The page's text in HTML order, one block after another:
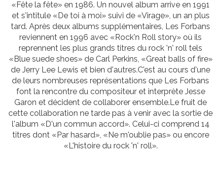
«Fête la fête» en 1986. Un nouvel album arrive en 1991
et s'intitule «De toi à moi» suivi de «Virage», un an plus
tard. Après deux albums supplémentaires, Les Forbans
reviennent en 1996 avec «Rock'n Roll story» où ils
reprennent les plus grands titres du rock 'n' roll tels
«Blue suede shoes» de Carl Perkins, «Great balls of fire»
de Jerry Lee Lewis et bien d'autres.C'est au cours d'une
de leurs nombreuses représentations que Les Forbans
font la rencontre du compositeur et interprète Jesse
Garon et décident de collaborer ensemble.Le fruit de
cette collaboration ne tarde pas à venir avec la sortie de
l'album «D'un commun accord». Celui-ci comprend 14
titres dont «Par hasard», «Ne m'oublie pas» ou encore
«L'histoire du rock 'n' roll».